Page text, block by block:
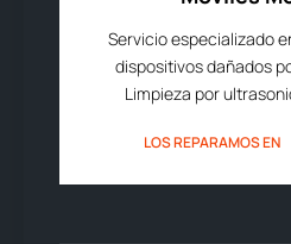
Servicio especializado
dispositivos dañados
Limpieza por
LOS REPARAMOS EN